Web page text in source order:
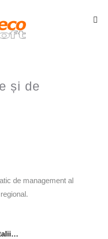
și de
de management al